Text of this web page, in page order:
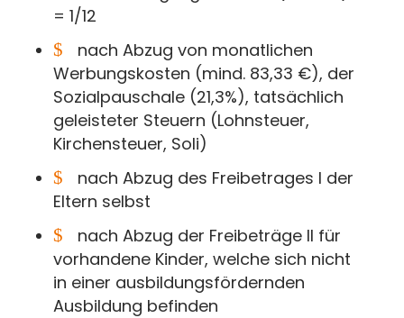
= 1/12
$
nach Abzug von monatlichen
Werbungskosten (mind. 83,33 €), der
Sozialpauschale (21,3%), tatsächlich
geleisteter Steuern (Lohnsteuer,
Kirchensteuer, Soli)
$
nach Abzug des Freibetrages I der
Eltern selbst
$
nach Abzug der Freibeträge II für
vorhandene Kinder, welche sich nicht
in einer ausbildungsfördernden
Ausbildung befinden